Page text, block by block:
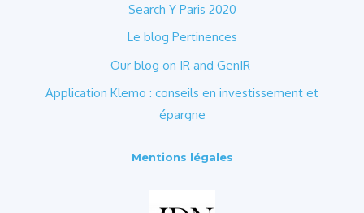
Search Y Paris 2020
Le blog Pertinences
Our blog on IR and GenIR
Application Klemo : conseils en investissement et
épargne
Mentions légales